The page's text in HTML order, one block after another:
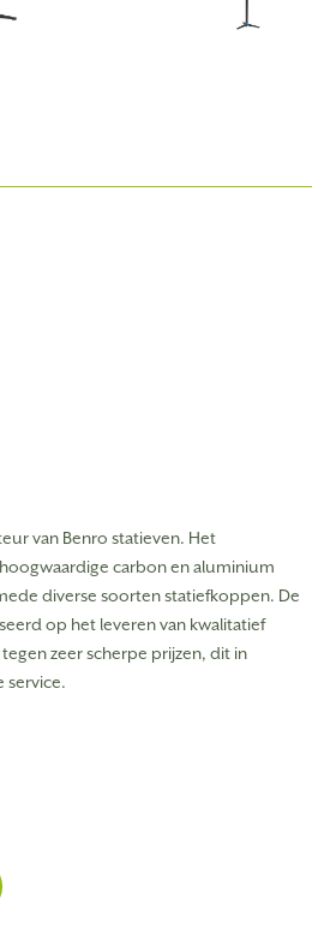
van Benro statieven. Het
carbon en aluminium
diverse soorten statiefkoppen. De
op het leveren van kwalitatief
zeer scherpe prijzen, dit in
service.